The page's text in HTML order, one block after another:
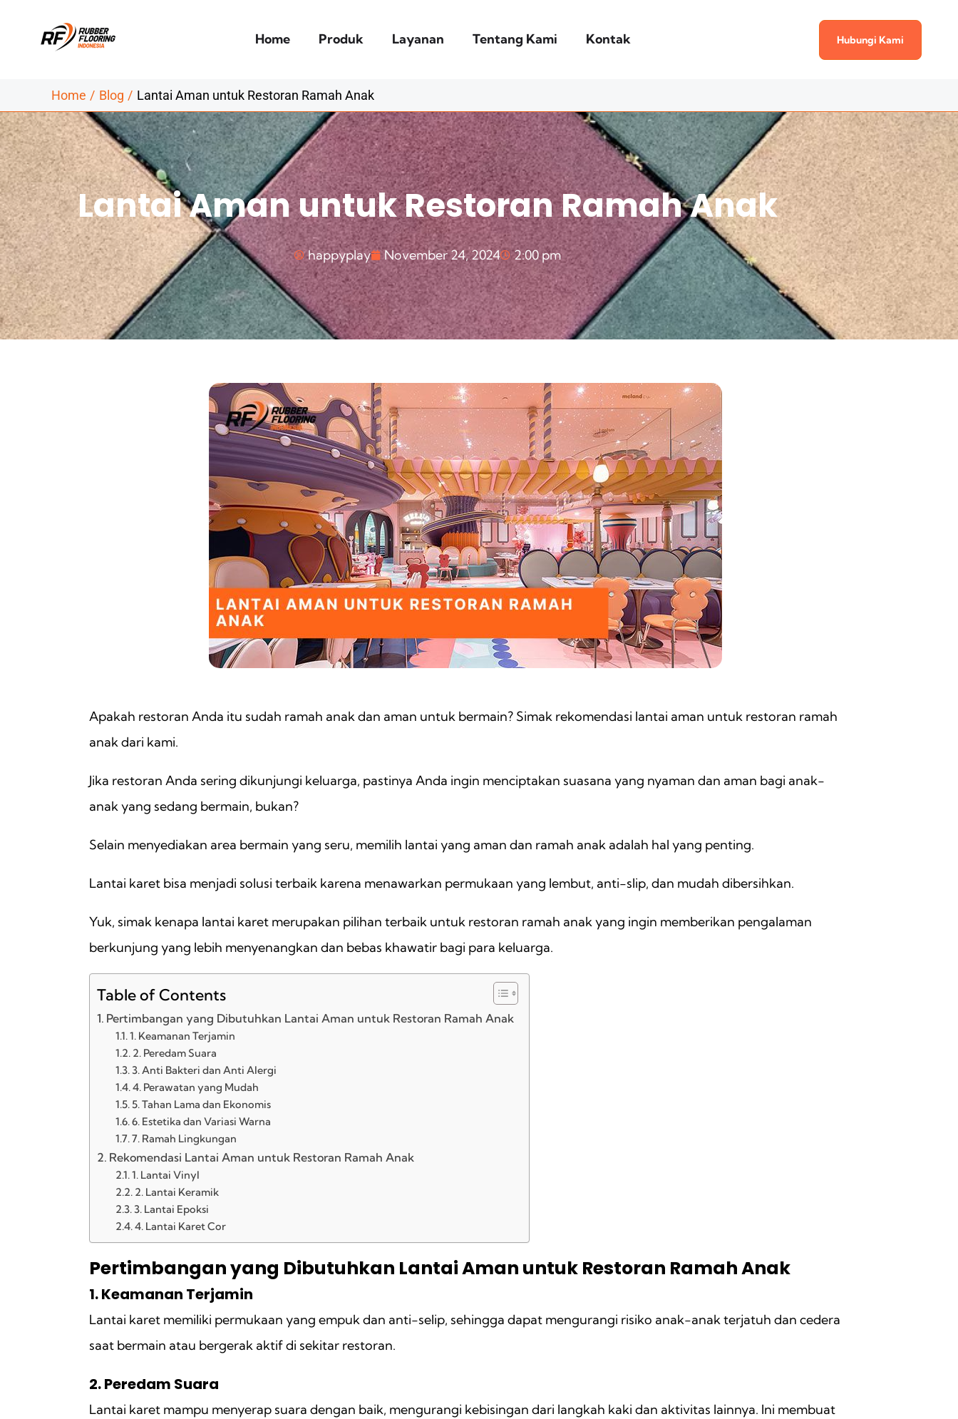
Home Produk Layanan Tentang Kami Kontak Hubungi Kami
Home Blog Lantai Aman untuk Restoran Ramah Anak
Lantai Aman untuk Restoran Ramah Anak
happyplay November 24, 2024 2:00 pm
Apakah restoran Anda itu sudah ramah anak dan aman untuk bermain? Simak rekomendasi lantai aman untuk restoran ramah
anak dari kami.
Jika restoran Anda sering dikunjungi keluarga, pastinya Anda ingin menciptakan suasana yang nyaman dan aman bagi anak-
anak yang sedang bermain, bukan?
Selain menyediakan area bermain yang seru, memilih lantai yang aman dan ramah anak adalah hal yang penting.
Lantai karet bisa menjadi solusi terbaik karena menawarkan permukaan yang lembut, anti-slip, dan mudah dibersihkan.
Yuk, simak kenapa lantai karet merupakan pilihan terbaik untuk restoran ramah anak yang ingin memberikan pengalaman
berkunjung yang lebih menyenangkan dan bebas khawatir bagi para keluarga.
Table of Contents
Pertimbangan yang Dibutuhkan Lantai Aman untuk Restoran Ramah Anak
1. Keamanan Terjamin
2. Peredam Suara
3. Anti Bakteri dan Anti Alergi
4. Perawatan yang Mudah
5. Tahan Lama dan Ekonomis
6. Estetika dan Variasi Warna
7. Ramah Lingkungan
Rekomendasi Lantai Aman untuk Restoran Ramah Anak
1. Lantai Vinyl
2. Lantai Keramik
3. Lantai Epoksi
4. Lantai Karet Cor
Pertimbangan yang Dibutuhkan Lantai Aman untuk Restoran Ramah Anak
1. Keamanan Terjamin
Lantai karet memiliki permukaan yang empuk dan anti-selip, sehingga dapat mengurangi risiko anak-anak terjatuh dan cedera
saat bermain atau bergerak aktif di sekitar restoran.
2. Peredam Suara
Lantai karet mampu menyerap suara dengan baik, mengurangi kebisingan dari langkah kaki dan aktivitas lainnya. Ini membuat